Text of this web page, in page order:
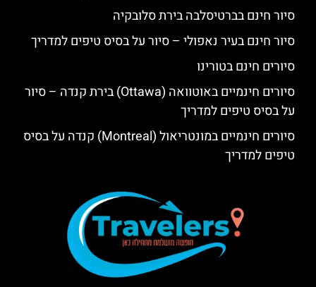
סיור חינם בברטיסלבה בירת סלובקיה
סיור חינם בעיר נאפולי – סיור על בסיס טיפים למדריך
סיורים חינם בטורינו
סיורים חינמיים באוטוואה (Ottawa) בירת קנדה – סיור
על בסיס טיפים למדריך
סיורים חינמיים במונטריאול (Montreal) קנדה על בסיס
טיפים למדריך